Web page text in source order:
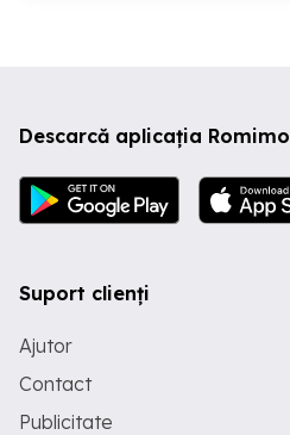
Descarcă aplicația Romimo
Suport clienți
Ajutor
Contact
Publicitate